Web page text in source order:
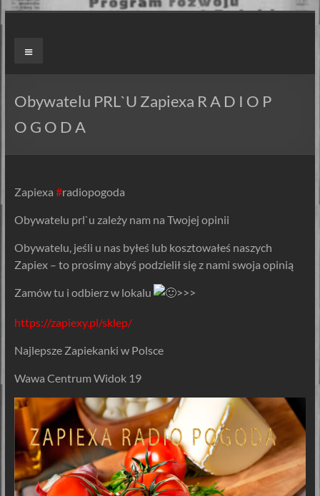
Skip
ZAPIEXY
–
SMAK
PRL`U
ORYGINALNE!
Są
i
są
Menu
Obywatelu PRL`U Zapiexa R A D I O P
O G O D A
Zapiexa #radiopogoda
Obywatelu prl`u zależy nam na Twojej opinii
Obywatelu, jeśli u nas byłeś lub kosztowałeś naszych
Zapiex – to prosimy abyś podzielił się z nami swoja opinią
Zamów tu i odbierz w lokalu >>>
https://zapiexy.pl/sklep/
Najlepsze Zapiekanki w Polsce
Wawa Centrum Widok 19